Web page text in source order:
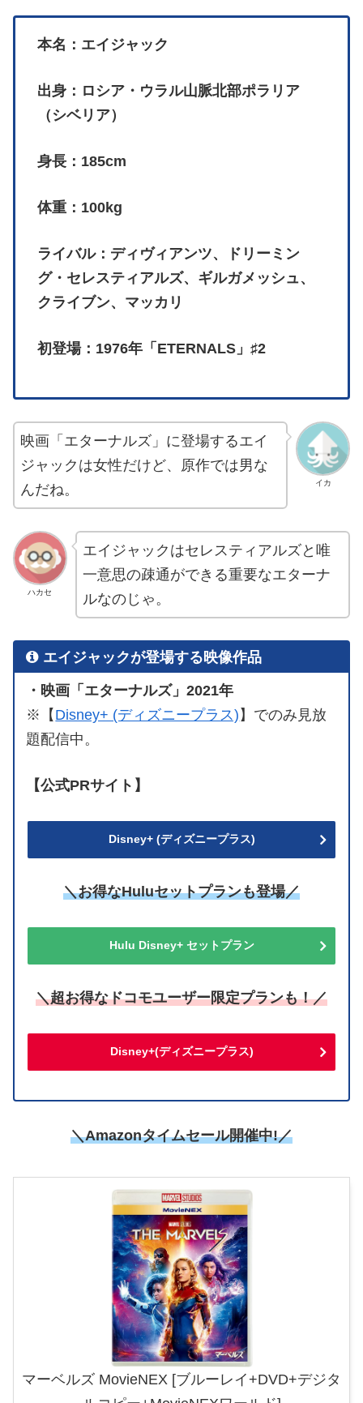
本名：エイジャック
出身：ロシア・ウラル山脈北部ポラリア
（シベリア）
身長：185cm
体重：100kg
ライバル：ディヴィアンツ、ドリーミン
グ・セレスティアルズ、ギルガメッシュ、
クライブン、マッカリ
初登場：1976年「ETERNALS」♯2
イカ
映画「エターナルズ」に登場するエイ
ジャックは女性だけど、原作では男な
んだね。
ハカセ
エイジャックはセレスティアルズと唯
一意思の疎通ができる重要なエターナ
ルなのじゃ。
エイジャックが登場する映像作品
・映画「エターナルズ」2021年
※【 Disney+ (ディズニープラス) 】でのみ見放
題配信中。
【公式PRサイト】
Disney+ (ディズニープラス)
＼お得なHuluセットプランも登場／
Hulu Disney+ セットプラン
＼超お得なドコモユーザー限定プランも！／
Disney+(ディズニープラス)
＼Amazonタイムセール開催中!／
マーベルズ MovieNEX [ブルーレイ+DVD+デジタ